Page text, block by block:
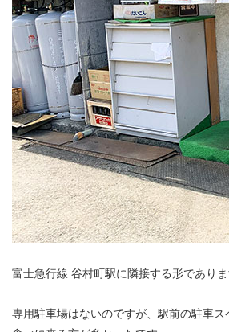
富士急行線 谷村町駅に隣接する形でありま
専用駐車場はないのですが、駅前の駐車